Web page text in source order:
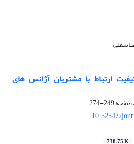
ارتباط با مشتریان آژانس های
249-274
10.52547/